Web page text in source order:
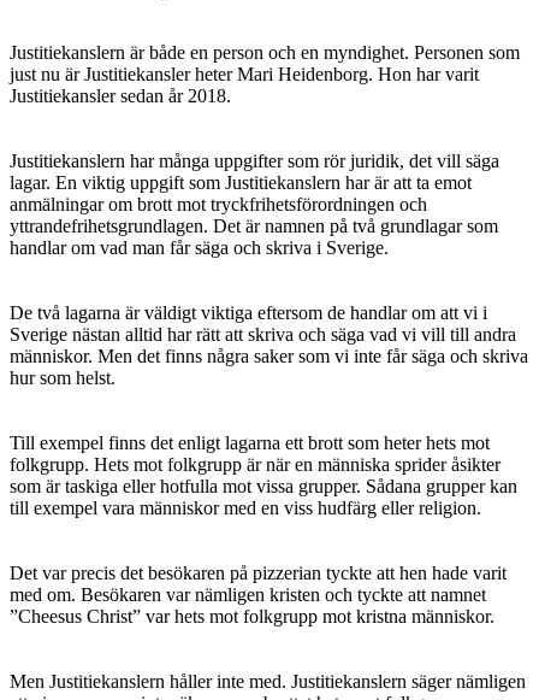
Justitiekanslern är både en person och en myndighet. Personen som
just nu är Justitiekansler heter Mari Heidenborg. Hon har varit
Justitiekansler sedan år 2018.
Justitiekanslern har många uppgifter som rör juridik, det vill säga
lagar. En viktig uppgift som Justitiekanslern har är att ta emot
anmälningar om brott mot tryckfrihetsförordningen och
yttrandefrihetsgrundlagen. Det är namnen på två grundlagar som
handlar om vad man får säga och skriva i Sverige.
De två lagarna är väldigt viktiga eftersom de handlar om att vi i
Sverige nästan alltid har rätt att skriva och säga vad vi vill till andra
människor. Men det finns några saker som vi inte får säga och skriva
hur som helst.
Till exempel finns det enligt lagarna ett brott som heter hets mot
folkgrupp. Hets mot folkgrupp är när en människa sprider åsikter
som är taskiga eller hotfulla mot vissa grupper. Sådana grupper kan
till exempel vara människor med en viss hudfärg eller religion.
Det var precis det besökaren på pizzerian tyckte att hen hade varit
med om. Besökaren var nämligen kristen och tyckte att namnet
”Cheesus Christ” var hets mot folkgrupp mot kristna människor.
Men Justitiekanslern håller inte med. Justitiekanslern säger nämligen